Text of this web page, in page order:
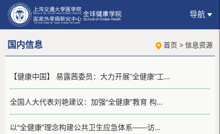
导航
国内信息 首页 > 信息资源
【健康中国】 易露茜委员：大力开展"全健康"工...
全国人大代表刘艳建议：加强“全健康”教育 构...
以“全健康”理念构建公共卫生应急体系——访...